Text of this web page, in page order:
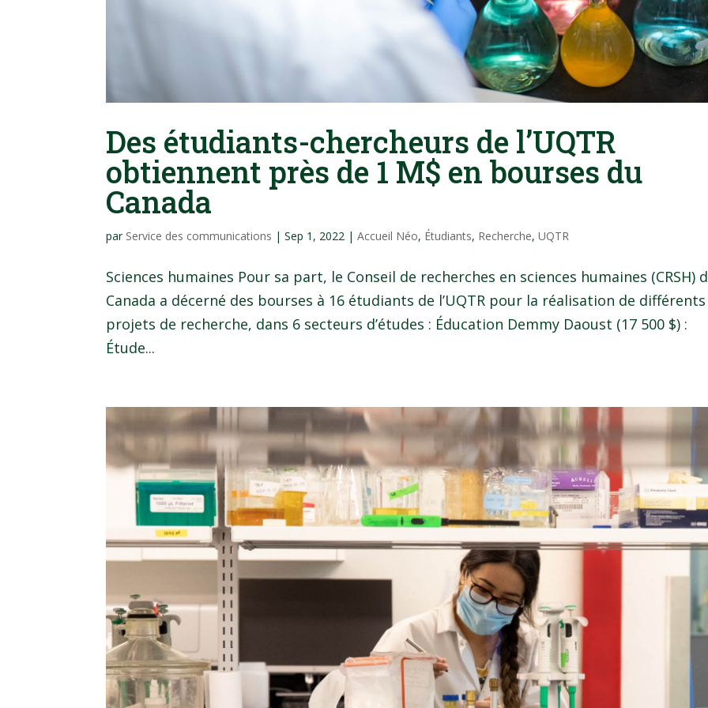
Des étudiants-chercheurs de l’UQTR
obtiennent près de 1 M$ en bourses du
Canada
par Service des communications |Sep 1, 2022 |Accueil Néo, Étudiants, Recherche,UQTR
Sciences humaines Pour sa part, le Conseil de recherches en sciences humaines (CRSH)
Canada a décerné des bourses à 16 étudiants de l’UQTR pour la réalisation de différents
projets de recherche, dans 6 secteurs d’études : Éducation Demmy Daoust (17 500 $) :
Étude...